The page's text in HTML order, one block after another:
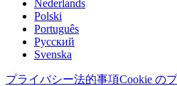
Nederlands
Polski
Português
Pусский
Svenska
プライバシー法的事項Cookie の